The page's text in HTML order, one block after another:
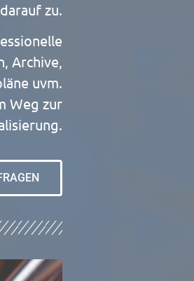
zu.
Archive,
uvm.
Weg zur